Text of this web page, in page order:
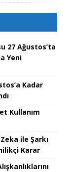
27 Ağustos’ta
Yeni
Kadar
Kullanım
ile Şarkı
Karar